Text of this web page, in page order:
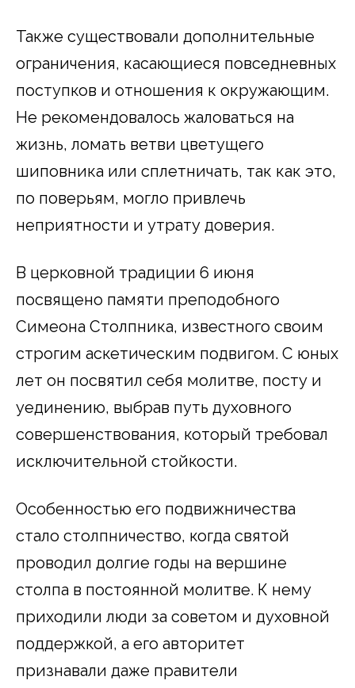
Также существовали дополнительные
ограничения, касающиеся повседневных
поступков и отношения к окружающим.
Не рекомендовалось жаловаться на
жизнь, ломать ветви цветущего
шиповника или сплетничать, так как это,
по поверьям, могло привлечь
неприятности и утрату доверия.
В церковной традиции 6 июня
посвящено памяти преподобного
Симеона Столпника, известного своим
строгим аскетическим подвигом. С юных
лет он посвятил себя молитве, посту и
уединению, выбрав путь духовного
совершенствования, который требовал
исключительной стойкости.
Особенностью его подвижничества
стало столпничество, когда святой
проводил долгие годы на вершине
столпа в постоянной молитве. К нему
приходили люди за советом и духовной
поддержкой, а его авторитет
признавали даже правители